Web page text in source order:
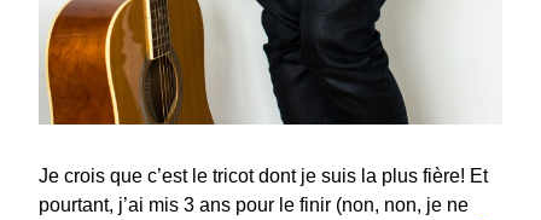
Je crois que c’est le tricot dont je suis la plus fière! Et
pourtant, j’ai mis 3 ans pour le finir (non, non, je ne